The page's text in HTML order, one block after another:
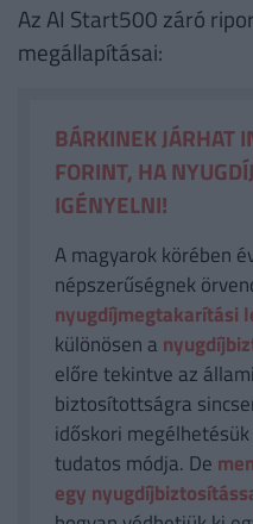
Az AI Start500 záró
megállapításai:
BÁRKINEK JÁRHAT
FORINT, HA
IGÉNYELNI!
A magyarok körében
népszerűségnek
nyugdíjmegtakarítási
különösen a
előre tekintve az
biztosítottságra
időskori
tudatos módja. De
egy